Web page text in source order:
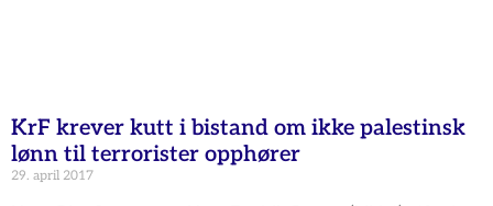
KrF krever kutt i bistand om ikke palestinsk
lønn til terrorister opphører
29. april 2017